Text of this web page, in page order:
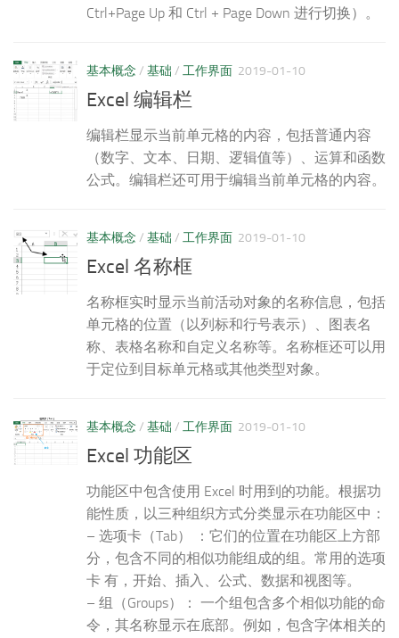
Ctrl+Page Up 和 Ctrl + Page Down 进行切换）。
基本概念 / 基础 / 工作界面 2019-01-10
Excel 编辑栏
编辑栏显示当前单元格的内容，包括普通内容
（数字、文本、日期、逻辑值等）、运算和函数
公式。编辑栏还可用于编辑当前单元格的内容。
基本概念 / 基础 / 工作界面 2019-01-10
Excel 名称框
名称框实时显示当前活动对象的名称信息，包括
单元格的位置（以列标和行号表示）、图表名
称、表格名称和自定义名称等。名称框还可以用
于定位到目标单元格或其他类型对象。
基本概念 / 基础 / 工作界面 2019-01-10
Excel 功能区
功能区中包含使用 Excel 时用到的功能。根据功
能性质，以三种组织方式分类显示在功能区中：
– 选项卡（Tab） ：它们的位置在功能区上方部
分，包含不同的相似功能组成的组。常用的选项
卡 有，开始、插入、公式、数据和视图等。
– 组（Groups）： 一个组包含多个相似功能的命
令，其名称显示在底部。例如，包含字体相关的